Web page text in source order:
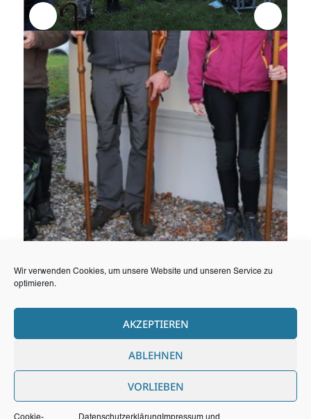
Wir verwenden Cookies, um unsere Website und unseren Service zu
optimieren.
AKZEPTIEREN
ABLEHNEN
VORLIEBEN
Cookie- Datenschutzerklärung Impressum und
Wallfahrtstexte
Texte zur Herbstwallfahrt 2019
BRUDERMEISTER-ÜBERSICHT